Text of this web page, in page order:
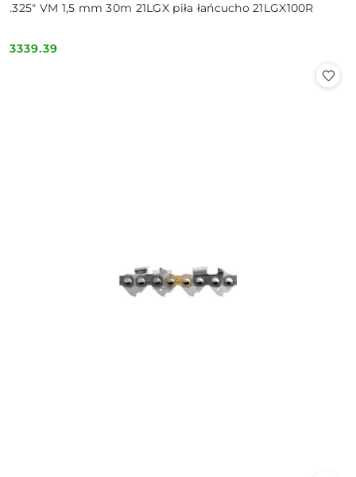
.325" VM 1,5 mm 30m 21LGX piła łańcucho 21LGX100R
Cena:
3339.39